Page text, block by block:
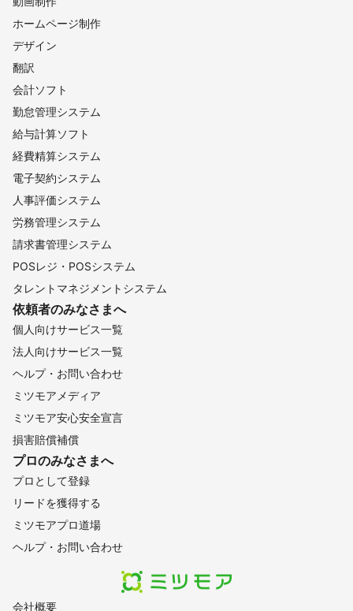
会社概要
ホームページ制作
デザイン
翻訳
会計ソフト
勤怠管理システム
給与計算ソフト
経費精算システム
電子契約システム
人事評価システム
労務管理システム
請求書管理システム
POSレジ・POSシステム
タレントマネジメントシステム
依頼者のみなさまへ
個人向けサービス一覧
法人向けサービス一覧
ヘルプ・お問い合わせ
ミツモアメディア
ミツモア安心安全宣言
損害賠償補償
プロのみなさまへ
プロとして登録
リードを獲得する
ミツモアプロ道場
ヘルプ・お問い合わせ